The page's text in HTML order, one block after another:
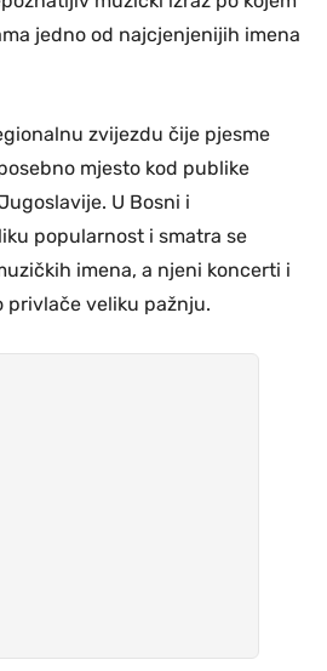
jedno od najcjenjenijih imena
zvijezdu čije pjesme
mjesto kod publike
U Bosni i
popularnost i smatra se
imena, a njeni koncerti i
privlače veliku pažnju.